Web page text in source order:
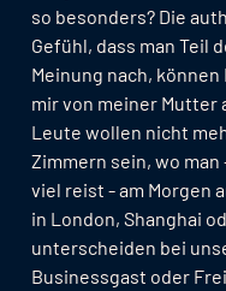
so besonders? Die
Gefühl, dass man Teil
Meinung nach,
mir von meiner Mutter
Leute wollen nicht
Zimmern sein, wo
viel reist - am Morgen
in London, Shanghai
unterscheiden bei
Businessgast oder